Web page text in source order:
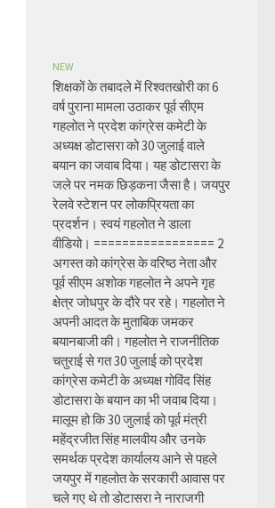
NEW
शिक्षकों के तबादले में रिश्वतखोरी का 6
वर्ष पुराना मामला उठाकर पूर्व सीएम
गहलोत ने प्रदेश कांग्रेस कमेटी के
अध्यक्ष डोटासरा को 30 जुलाई वाले
बयान का जवाब दिया। यह डोटासरा के
जले पर नमक छिड़कना जैसा है। जयपुर
रेलवे स्टेशन पर लोकप्रियता का
प्रदर्शन। स्वयं गहलोत ने डाला
वीडियो। ================= 2
अगस्त को कांग्रेस के वरिष्ठ नेता और
पूर्व सीएम अशोक गहलोत ने अपने गृह
क्षेत्र जोधपुर के दौरे पर रहे। गहलोत ने
अपनी आदत के मुताबिक जमकर
बयानबाजी की। गहलोत ने राजनीतिक
चतुराई से गत 30 जुलाई को प्रदेश
कांग्रेस कमेटी के अध्यक्ष गोविंद सिंह
डोटासरा के बयान का भी जवाब दिया।
मालूम हो कि 30 जुलाई को पूर्व मंत्री
महेंद्रजीत सिंह मालवीय और उनके
समर्थक प्रदेश कार्यालय आने से पहले
जयपुर में गहलोत के सरकारी आवास पर
चले गए थे तो डोटासरा ने नाराजगी